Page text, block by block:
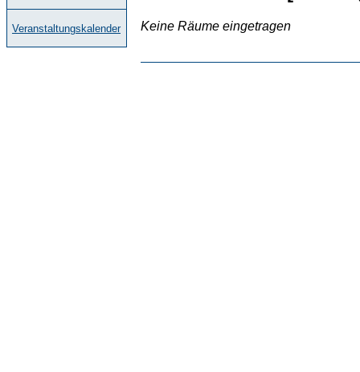
Veranstaltungskalender Keine Räume eingetragen